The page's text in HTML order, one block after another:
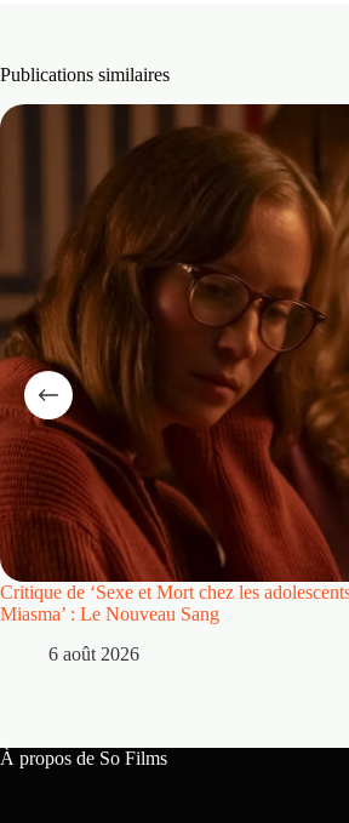
Publications similaires
Critique de ‘Sexe et Mort chez les
Miasma’ : Le Nouveau Sang
6 août 2026
À propos de So Films